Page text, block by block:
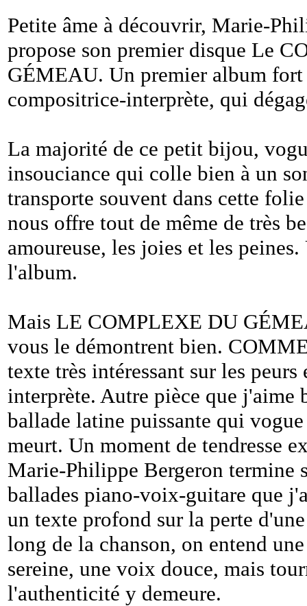
Petite âme à découvrir, Marie-
propose son premier disque Le
GÉMEAU. Un premier album fort
compositrice-interprète, qui
La majorité de ce petit bijou,
insouciance qui colle bien à un
transporte souvent dans cette
nous offre tout de même de très
amoureuse, les joies et les
l'album.
Mais LE COMPLEXE DU
vous le démontrent bien.
texte très intéressant sur les
interprète. Autre pièce que
ballade latine puissante qui
meurt. Un moment de tendresse
Marie-Philippe Bergeron termine
ballades piano-voix-guitare que
un texte profond sur la perte
long de la chanson, on entend
sereine, une voix douce, mais
l'authenticité y demeure.